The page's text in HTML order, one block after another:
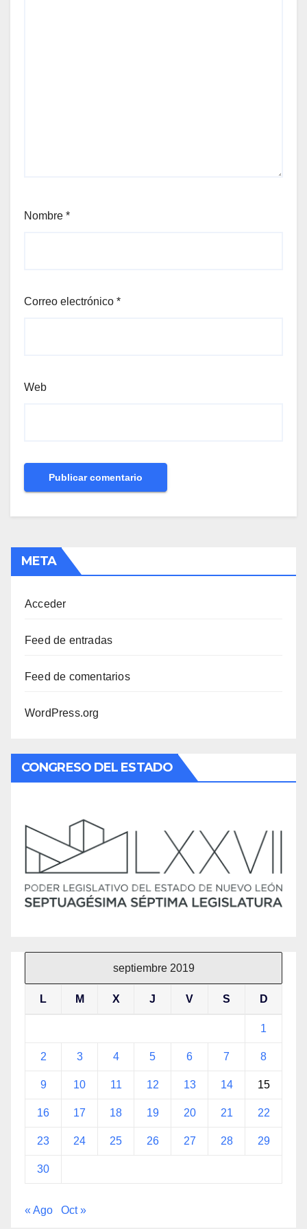
Nombre *
Correo electrónico *
Web
META
Acceder
Feed de entradas
Feed de comentarios
WordPress.org
CONGRESO DEL ESTADO
septiembre 2019
L M X J V S D
1
2 3 4 5 6 7 8
9 10 11 12 13 14 15
16 17 18 19 20 21 22
23 24 25 26 27 28 29
30
« Ago Oct »